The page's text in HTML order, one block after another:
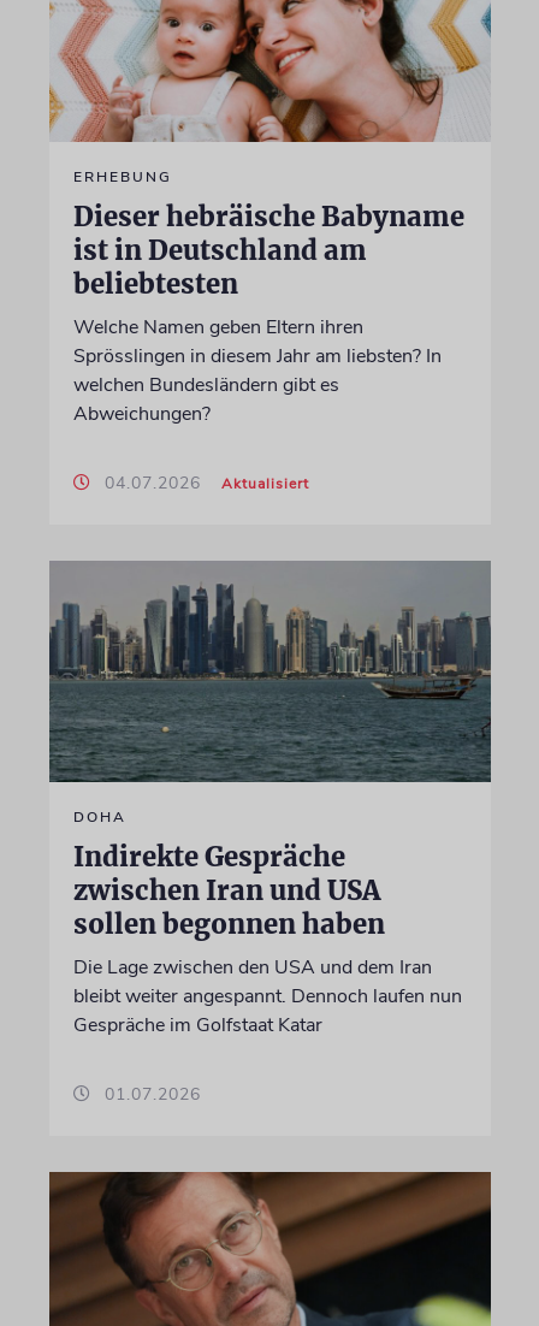
ERHEBUNG
Dieser hebräische Babyname
ist in Deutschland am
beliebtesten
Welche Namen geben Eltern ihren
Sprösslingen in diesem Jahr am liebsten? In
welchen Bundesländern gibt es
Abweichungen?
04.07.2026 Aktualisiert
DOHA
Indirekte Gespräche
zwischen Iran und USA
sollen begonnen haben
Die Lage zwischen den USA und dem Iran
bleibt weiter angespannt. Dennoch laufen nun
Gespräche im Golfstaat Katar
01.07.2026